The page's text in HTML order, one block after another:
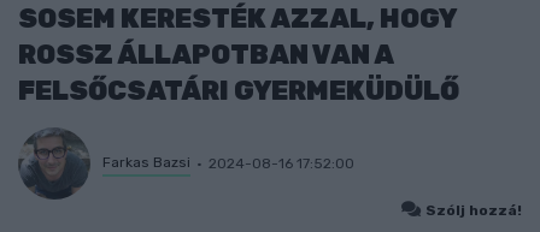
SOSEM KERESTÉK AZZAL, HOGY
ROSSZ ÁLLAPOTBAN VAN A
FELSŐCSATÁRI GYERMEKÜDÜLŐ
Farkas Bazsi 2024-08-16 17:52:00
Szólj hozzá!